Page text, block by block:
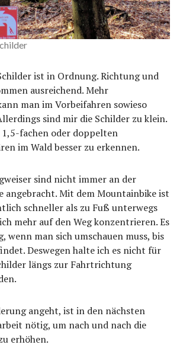
ist in Ordnung. Richtung und
ausreichend. Mehr
man im Vorbeifahren sowieso
sind mir die Schilder zu klein.
fachen oder doppelten
im Wald besser zu erkennen.
sind nicht immer an der
angebracht. Mit dem Mountainbike ist
schneller als zu Fuß unterwegs
mehr auf den Weg konzentrieren. Es
wenn man sich umschauen muss, bis
Deswegen halte ich es nicht für
längs zur Fahrtrichtung
angeht, ist in den nächsten
nötig, um nach und nach die
erhöhen.